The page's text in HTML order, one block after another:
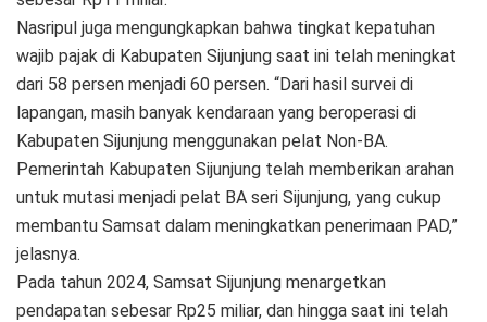
Nasripul juga mengungkapkan bahwa tingkat kepatuhan
wajib pajak di Kabupaten Sijunjung saat ini telah meningkat
dari 58 persen menjadi 60 persen. “Dari hasil survei di
lapangan, masih banyak kendaraan yang beroperasi di
Kabupaten Sijunjung menggunakan pelat Non-BA.
Pemerintah Kabupaten Sijunjung telah memberikan arahan
untuk mutasi menjadi pelat BA seri Sijunjung, yang cukup
membantu Samsat dalam meningkatkan penerimaan PAD,”
jelasnya.
Pada tahun 2024, Samsat Sijunjung menargetkan
pendapatan sebesar Rp25 miliar, dan hingga saat ini telah